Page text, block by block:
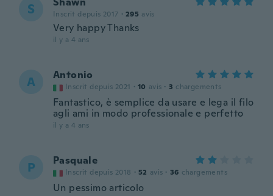
S Inscrit depuis 2017 · 295 avis
Very happy Thanks
il y a 4 ans
A Antonio
Inscrit depuis 2021 · 10 avis · 3 chargements
Fantastico, è semplice da usare e lega il filo
agli ami in modo professionale e perfetto
il y a 4 ans
P Pasquale
Inscrit depuis 2018 · 52 avis · 36 chargements
Un pessimo articolo